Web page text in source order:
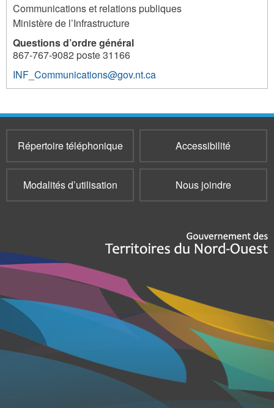
Communications et relations publiques
Ministère de l’Infrastructure
Questions d’ordre général
867-767-9082 poste 31166
INF_Communications@gov.nt.ca
Répertoire téléphonique Accessibilité
Modalités d’utilisation Nous joindre